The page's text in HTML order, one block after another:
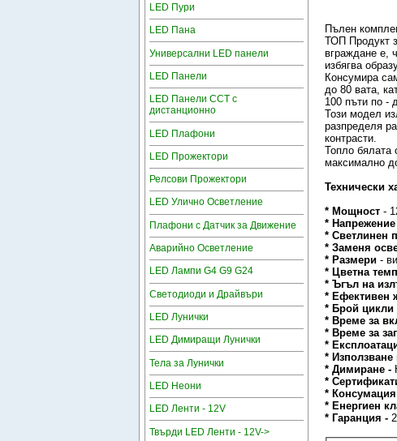
LED Пури
LED Пана
Универсални LED панели
LED Панели
LED Панели CCT с
дистанционно
LED Плафони
LED Прожектори
Релсови Прожектори
LED Улично Осветление
Плафони с Датчик за Движение
Аварийно Осветление
LED Лампи G4 G9 G24
Светодиоди и Драйвъри
LED Лунички
LED Димиращи Лунички
Тела за Лунички
LED Неони
LED Ленти - 12V
Твърди LED Ленти - 12V->
Пълен
ТОП Продукт
вграждане е,
избягва
Консумира
до 80 вата,
100 пъти по -
Този модел
разпределя
контрасти.
Топло бялата
максимално
Технически
* Мощност -
* Напрежение
* Светлинен
* Заменя
* Размери -
* Цветна
* Ъгъл на
* Ефективен
* Брой цикли
* Време за
* Време за
*
* Използване
* Димиране -
*
*
* Енергиен
* Гаранция -